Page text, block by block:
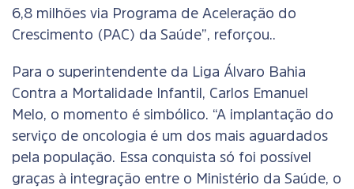
6,8 milhões via Programa de Aceleração do
Crescimento (PAC) da Saúde”, reforçou..
Para o superintendente da Liga Álvaro Bahia
Contra a Mortalidade Infantil, Carlos Emanuel
Melo, o momento é simbólico. “A implantação do
serviço de oncologia é um dos mais aguardados
pela população. Essa conquista só foi possível
graças à integração entre o Ministério da Saúde, o